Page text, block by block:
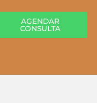
AGENDAR
CONSULTA